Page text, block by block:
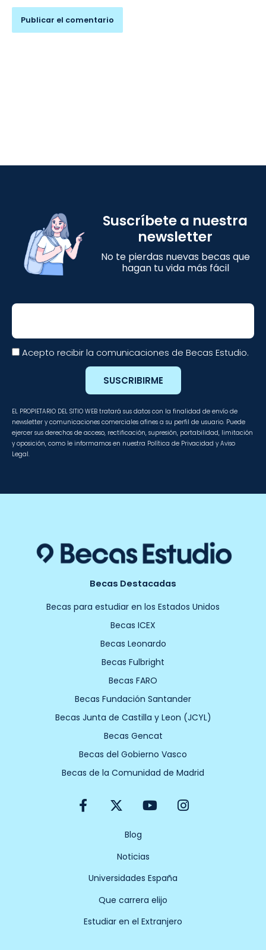
Suscríbete a nuestra
newsletter
No te pierdas nuevas becas que
hagan tu vida más fácil
Email
Acepto recibir la comunicaciones de Becas Estudio.
SUSCRIBIRME
EL PROPIETARIO DEL SITIO WEB tratará sus datos con la finalidad de envío de
newsletter y comunicaciones comerciales afines a su perfil de usuario. Puede
ejercer sus derechos de acceso, rectificación, supresión, portabilidad, limitación
y oposición, como le informamos en nuestra Política de Privacidad y Aviso
Legal.
Becas Destacadas
Becas para estudiar en los Estados Unidos
Becas ICEX
Becas Leonardo
Becas Fulbright
Becas FARO
Becas Fundación Santander
Becas Junta de Castilla y Leon (JCYL)
Becas Gencat
Becas del Gobierno Vasco
Becas de la Comunidad de Madrid
F
a
o
f
X
-
w
i
t
t
r
Y
o
u
b
e
I
n
Blog
Noticias
Universidades España
Que carrera elijo
Estudiar en el Extranjero